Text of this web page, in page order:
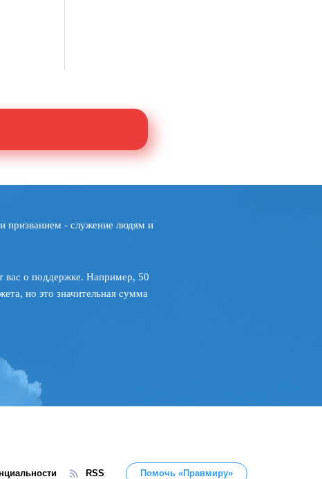
призванием - служение людям и
вас о поддержке. Например, 50
но это значительная сумма
RSS Помочь «Правмиру»